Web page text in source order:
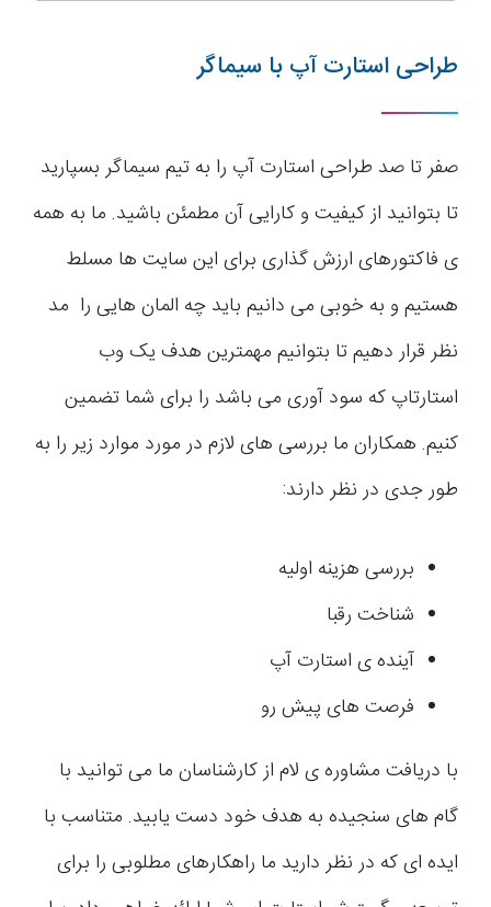
طراحی استارت آپ با سیماگر
صفر تا صد طراحی استارت آپ را به تیم سیماگر بسپارید
تا بتوانید از کیفیت و کارایی آن مطمئن باشید. ما به همه
ی فاکتورهای ارزش گذاری برای این سایت ها مسلط
هستیم و به خوبی می دانیم باید چه المان هایی را مد
نظر قرار دهیم تا بتوانیم مهمترین هدف یک وب
استارتاپ که سود آوری می باشد را برای شما تضمین
کنیم. همکاران ما بررسی های لازم در مورد موارد زیر را به
طور جدی در نظر دارند:
بررسی هزینه اولیه
شناخت رقبا
آینده ی استارت آپ
فرصت های پیش رو
با دریافت مشاوره ی لام از کارشناسان ما می توانید با
گام های سنجیده به هدف خود دست یابید. متناسب با
ایده ای که در نظر دارید ما راهکارهای مطلوبی را برای